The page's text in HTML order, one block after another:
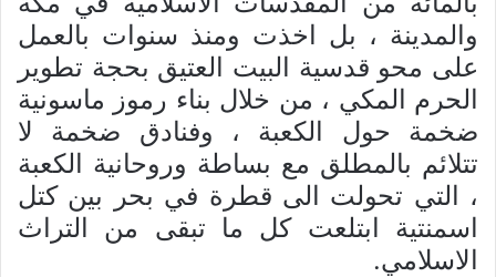
والمدینة ، بل اخذت ومنذ سنوات بالعمل
علی محو قدسیة البیت العتیق بحجة تطویر
الحرم المکي ، من خلال بناء رموز ماسونیة
ضخمة حول الکعبة ، وفنادق ضخمة لا
تتلائم بالمطلق مع بساطة وروحانیة الکعبة
، التي تحولت الی قطرة في بحر بين کتل
اسمنتیة ابتلعت کل ما تبقی من التراث
الاسلامي.